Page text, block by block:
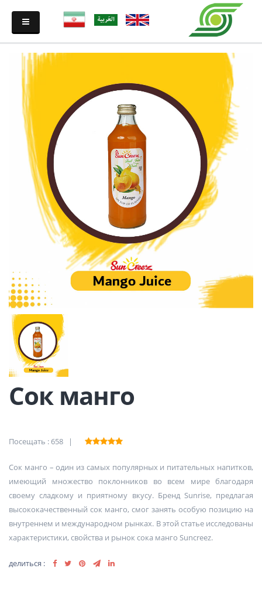
Сок манго
Посещать : 658 |
Сок манго – один из самых популярных и питательных напитков,
имеющий множество поклонников во всем мире благодаря
своему сладкому и приятному вкусу. Бренд Sunrise, предлагая
высококачественный сок манго, смог занять особую позицию на
внутреннем и международном рынках. В этой статье исследованы
характеристики, свойства и рынок сока манго Suncreez.
делиться :